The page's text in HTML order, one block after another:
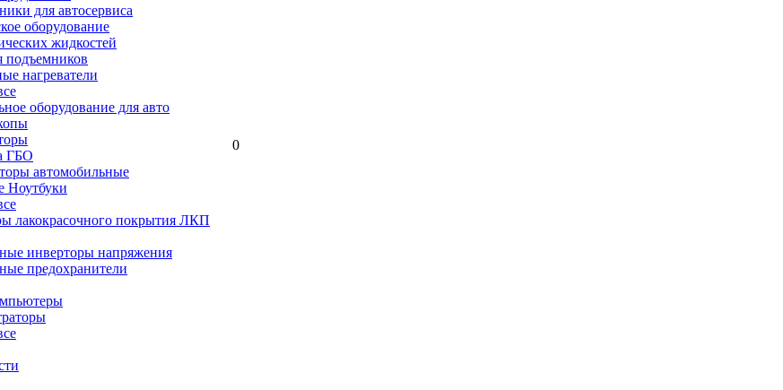
для автосервиса
оборудование
жидкостей
подъемников
нагреватели
оборудование для авто
ГБО
автомобильные
Ноутбуки
лакокрасочного покрытия ЛКП
инверторы напряжения
предохранители
0